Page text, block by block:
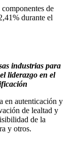
de
durante el
industrias para
liderazgo en el
en autenticación y
de lealtad y
de la
y otros.